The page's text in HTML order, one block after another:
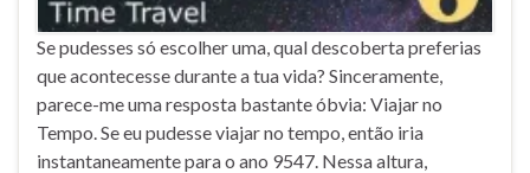
Se pudesses só escolher uma, qual descoberta preferias
que acontecesse durante a tua vida? Sinceramente,
parece-me uma resposta bastante óbvia: Viajar no
Tempo. Se eu pudesse viajar no tempo, então iria
instantaneamente para o ano 9547. Nessa altura,